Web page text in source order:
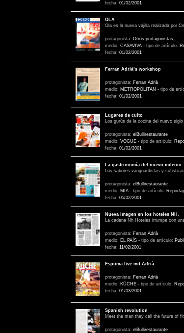
fecha: 01/02/2001
OLA
Ola es la nueva vajilla realizada por
protagonista: Otros protagonistas
medio: CASAVIVA - tipo de artículo:
fecha: 01/02/2001
Ferran Adrià’s workshop
protagonista: Ferran Adrià
medio: METROPOLITAN - tipo de
fecha: 01/02/2001
Lugares de culto
Los gurús de la cocina del nuevo
protagonista: elBullirestaurante
medio: VOGUE - tipo de artículo:
fecha: 01/02/2001
La gastronomía del nuevo milenio
Los sabores vanguardistas y
protagonista: elBullirestaurante
medio: MIA - tipo de artículo:
fecha: 05/02/2001
Nueva imagen en los hoteles NH.
La cadena Nh Hoteles irrumpe con
protagonista: Ferran Adrià
medio: EL PAÍS - tipo de artículo:
fecha: 11/02/2001
Espuma live mit Adrià
protagonista: Ferran Adrià
medio: KÜCHE - tipo de artículo:
fecha: 01/03/2001
Spanish revolution
Meet the man they call the future of
protagonista: elBullirestaurante